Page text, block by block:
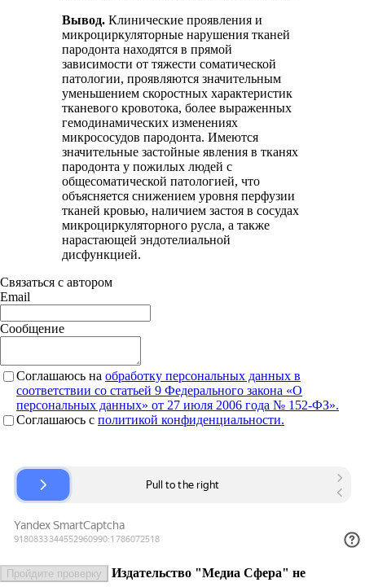
Вывод.Клинические проявления и
микроциркуляторные нарушения тканей
пародонта находятся в прямой
зависимости от тяжести соматической
патологии, проявляются значительным
уменьшением скоростных характеристик
тканевого кровотока, более выраженных
гемодинамических изменениях
микрососудов пародонта. Имеются
значительные застойные явления в тканях
пародонта у пожилых людей с
общесоматической патологией, что
объясняется снижением уровня перфузии
тканей кровью, наличием застоя в сосудах
микроциркуляторного русла, а также
нарастающей эндотелиальной
дисфункцией.
Связаться с автором
Email
Сообщение
Соглашаюсь на обработку персональных данных в
соответствии со статьей 9 Федерального закона «О
персональных данных» от 27 июля 2006 года № 152-ФЗ».
Соглашаюсь c политикой конфиденциальности.
Пройдите проверку
Издательство "Медиа Сфера" не